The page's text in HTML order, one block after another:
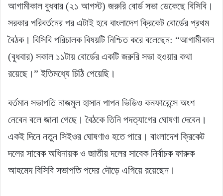
আগামীকাল বুধবার (২১ আগস্ট) জরুরি বোর্ড সভা ডেকেছে বিসিবি।
সরকার পরিবর্তনের পর এটাই হবে বাংলাদেশ ক্রিকেট বোর্ডের প্রথম
বৈঠক। বিসিবি পরিচালক বিষয়টি নিশ্চিত করে বলেছেন: “আগামীকাল
(বুধবার) সকাল ১১টায় বোর্ডের একটি জরুরি সভা হওয়ার কথা
রয়েছে।” ইতিমধ্যে চিঠি পেয়েছি।
বর্তমান সভাপতি নাজমুল হাসান পাপন ভিডিও কনফারেন্সে অংশ
নেবেন বলে জানা গেছে। বৈঠকে তিনি পদত্যাগের ঘোষণা দেবেন।
একই দিনে নতুন সিইওর ঘোষণাও হতে পারে। বাংলাদেশ ক্রিকেট
দলের সাবেক অধিনায়ক ও জাতীয় দলের সাবেক নির্বাচক ফারুক
আহমেদ বিসিবি সভাপতি পদের দৌড়ে এগিয়ে রয়েছেন।